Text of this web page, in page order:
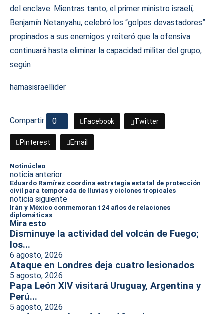
del enclave. Mientras tanto, el primer ministro israelí,
Benjamín Netanyahu, celebró los “golpes devastadores”
propinados a sus enemigos y reiteró que la ofensiva
continuará hasta eliminar la capacidad militar del grupo,
según
hamasisraellider
Compartir 0 Facebook Twitter
Pinterest Email
Notinúcleo
noticia anterior
Eduardo Ramírez coordina estrategia estatal de protección
civil para temporada de lluvias y ciclones tropicales
noticia siguiente
Irán y México conmemoran 124 años de relaciones
diplomáticas
Mira esto
Disminuye la actividad del volcán de Fuego;
los...
6 agosto, 2026
Ataque en Londres deja cuatro lesionados
5 agosto, 2026
Papa León XIV visitará Uruguay, Argentina y
Perú...
5 agosto, 2026